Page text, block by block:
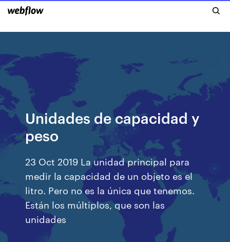
Unidades de capacidad y
peso
23 Oct 2019 La unidad principal para
medir la capacidad de un objeto es el
litro. Pero no es la única que tenemos.
Están los múltiplos, que son las
unidades